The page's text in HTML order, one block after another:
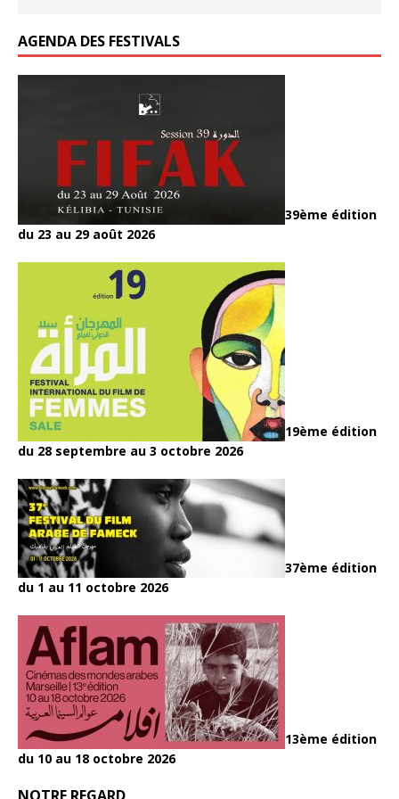
AGENDA DES FESTIVALS
39ème édition
du 23 au 29 août 2026
19ème édition
du 28 septembre au 3 octobre 2026
37ème édition
du 1 au 11 octobre 2026
13ème édition
du 10 au 18 octobre 2026